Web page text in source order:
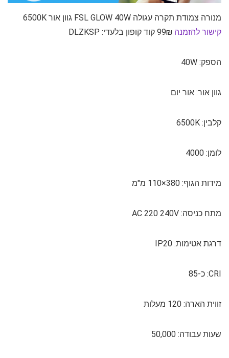
מנורה צמודת תקרה עגולה FSL GLOW 40W גוון אור 6500K
קישור להזמנה
הספק: 40W
גוון אור: אור יום
קלבין: 6500K
לומן: 4000
מידות הגוף: 380×110 מ"מ
מתח כניסה: AC 220 240V
דרגת אטימות: IP20
CRI: כ-85
זווית הארה: 120 מעלות
שעות עבודה: 50,000